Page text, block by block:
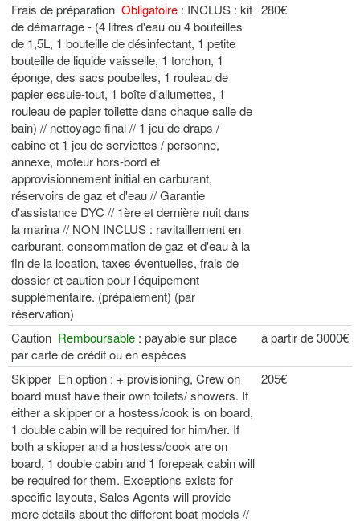
Frais de préparation Obligatoire : INCLUS : kit
de démarrage - (4 litres d'eau ou 4 bouteilles
de 1,5L, 1 bouteille de désinfectant, 1 petite
bouteille de liquide vaisselle, 1 torchon, 1
éponge, des sacs poubelles, 1 rouleau de
papier essuie-tout, 1 boîte d'allumettes, 1
rouleau de papier toilette dans chaque salle de
bain) // nettoyage final // 1 jeu de draps /
cabine et 1 jeu de serviettes / personne,
annexe, moteur hors-bord et
approvisionnement initial en carburant,
réservoirs de gaz et d'eau // Garantie
d'assistance DYC // 1ère et dernière nuit dans
la marina // NON INCLUS : ravitaillement en
carburant, consommation de gaz et d'eau à la
fin de la location, taxes éventuelles, frais de
dossier et caution pour l'équipement
supplémentaire. (prépaiement) (par
réservation)
280€
Caution Remboursable : payable sur place
par carte de crédit ou en espèces
à partir de 3000€
Skipper En option : + provisioning, Crew on
board must have their own toilets/ showers. If
either a skipper or a hostess/cook is on board,
1 double cabin will be required for him/her. If
both a skipper and a hostess/cook are on
board, 1 double cabin and 1 forepeak cabin will
be required for them. Exceptions exists for
specific layouts, Sales Agents will provide
more details about the different boat models //
205€